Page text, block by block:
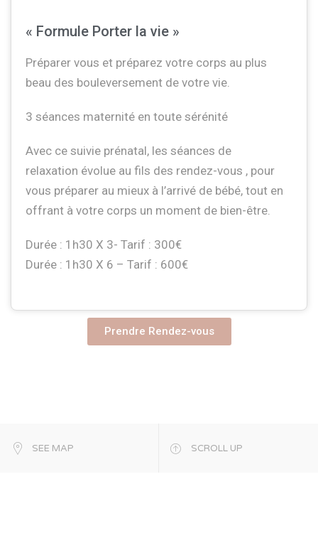
« Formule Porter la vie »
Préparer vous et préparez votre corps au plus
beau des bouleversement de votre vie.
3 séances maternité en toute sérénité
Avec ce suivie prénatal, les séances de
relaxation évolue au fils des rendez-vous , pour
vous préparer au mieux à l’arrivé de bébé, tout en
offrant à votre corps un moment de bien-être.
Durée : 1h30 X 3- Tarif : 300€
Durée : 1h30 X 6 – Tarif : 600€
Prendre Rendez-vous
SEE MAP SCROLL UP